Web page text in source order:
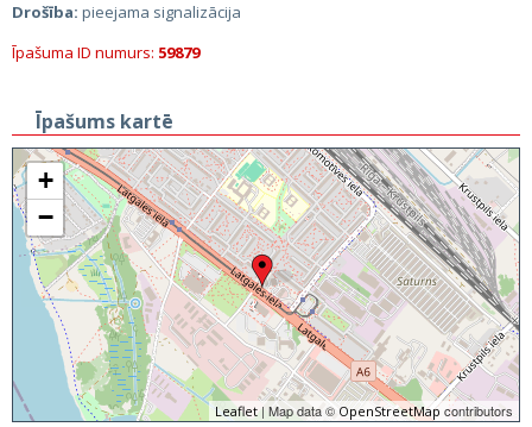
Drošība: pieejama signalizācija
Īpašuma ID numurs: 59879
Īpašums kartē
+
−
Leaflet | Map data © OpenStreetMap contributors